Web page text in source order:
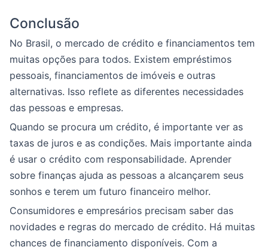
Conclusão
No Brasil, o mercado de crédito e financiamentos tem
muitas opções para todos. Existem empréstimos
pessoais, financiamentos de imóveis e outras
alternativas. Isso reflete as diferentes necessidades
das pessoas e empresas.
Quando se procura um crédito, é importante ver as
taxas de juros e as condições. Mais importante ainda
é usar o crédito com responsabilidade. Aprender
sobre finanças ajuda as pessoas a alcançarem seus
sonhos e terem um futuro financeiro melhor.
Consumidores e empresários precisam saber das
novidades e regras do mercado de crédito. Há muitas
chances de financiamento disponíveis. Com a